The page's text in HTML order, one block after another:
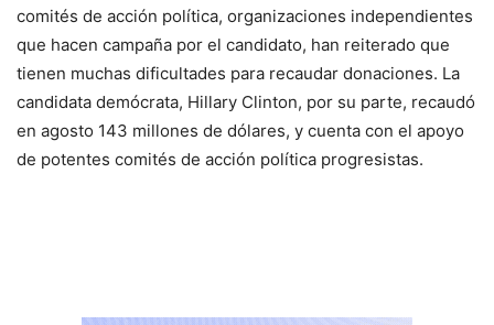
comités de acción política, organizaciones independientes
que hacen campaña por el candidato, han reiterado que
tienen muchas dificultades para recaudar donaciones. La
candidata demócrata, Hillary Clinton, por su parte, recaudó
en agosto 143 millones de dólares, y cuenta con el apoyo
de potentes comités de acción política progresistas.